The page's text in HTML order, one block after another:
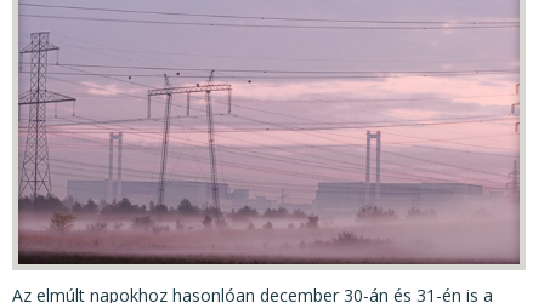
BEMUTATKOZÁS
FELADATOK
KÖZÉRDEKŰ ADATOK
JOGI SZABÁLYOZÁS, ÚTMUTATÓK
KIADVÁNYOK, JELENTÉSEK
NYOMTATVÁNYOK, SZOFTVEREK
Az elmúlt napokhoz hasonlóan december 30-án és 31-én is a